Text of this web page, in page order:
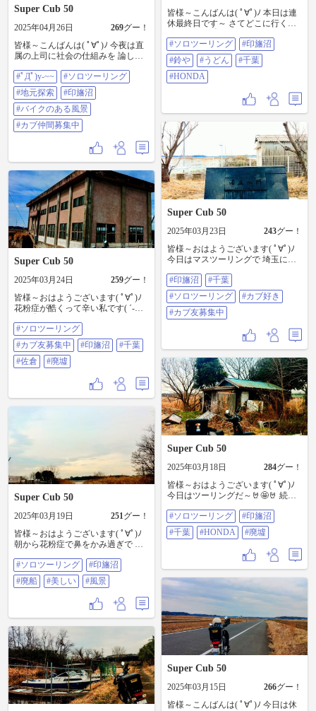
ぶ #カブ仲間募集中
Super Cub 50
2025年04月26日 269グー！
皆様～こんばんは( ﾟ∀ﾟ)ﾉ 今夜は直
属の上司に社会の仕組みを 論して
~~ 沼地と化した田舎道を抜ける不
思議な建物に抜けました ここは校
長兼オーナーが1人で奮闘中の学校
です 今は生徒が居なく廃れてきて
ますね 廃墟予備軍には入らず是非
頑張って欲しいと願わずにいられ
ソロツーリング #地元探索 #印旛沼
#バイクのある風景 #カブ仲間募集
中
#ﾟДﾟ)y-~~
#ソロツーリング
#地元探索
#印旛沼
#バイクのある風景
#カブ仲間募集中
皆様～こんばんは( ﾟ∀ﾟ)ﾉ 本日は連
休最終日です～ さてどこに行くか
って来たので鈴やに寄りました 此
方は有名みたいですがやっとタイ
ミングが合い来店しました これが
ね～ざるを頼んだのですが中々な
しいからスルスルと入ります 危険
な味でございました 今回のツーリ
様～ ありがとうございました 次回
も宜しくです #ソロツーリング #印
旛沼 #鈴や #うどん #千葉 #HONDA
#ソロツーリング
#印旛沼
#鈴や
#うどん
#千葉
#HONDA
Super Cub 50
2025年03月24日 259グー！
皆様～おはようございます( ﾟ∀ﾟ)ﾉ
花粉症が酷くって辛い私です( ´-
排水機場に辿りつきます ここもは
記念館的な場所だろうけど廃墟そ
のもの ちゃんと整備すれば観光ポ
イントになるのにね～我が市町村
募集中 #印旛沼 #千葉 #佐倉 #廃墟
#ソロツーリング
#カブ友募集中
#印旛沼
#千葉
#佐倉
#廃墟
Super Cub 50
2025年03月23日 243グー！
皆様～おはようございます( ﾟ∀ﾟ)ﾉ
今日はマスツーリングで 埼玉に行
走り川を下ります 水門の水質と明
らかに違うな～この辺は水田がは
じまらないと水門開けないのか
な？ コンテナまで落ちてる 続きま
#カブ好き #カブ友募集中
#印旛沼
#千葉
#ソロツーリング
#カブ好き
#カブ友募集中
Super Cub 50
2025年03月19日 251グー！
皆様～おはようございます( ﾟ∀ﾟ)ﾉ
朝から花粉症で鼻をかみ過ぎで 鼻
ストです 荒れた場所も撮り方次第
で こんなにも変わる 廃船と印旛沼
でした 皆様～ 最後まで見てくれて
ありがとうございます 明日から新
シリーズが始まりますので 宜しく
です #ソロツーリング #印旛沼 #廃
船 #美しい #風景
#ソロツーリング
#印旛沼
#廃船
#美しい #風景
Super Cub 50
2025年03月18日 284グー！
皆様～おはようございます( ﾟ∀ﾟ)ﾉ
今日はツーリングだ～🤘🤩🤘 続き
あります もう何年も使われてない
のか外に引戸が投げ捨てられて中
も荒れてるご様子で人と使用感は
無い廃墟ですね 漁師の作業場だっ
たんだろうな～ 色々と残留物が有
り妄想が広がります 次回ラストで
す #ソロツーリング #印旛沼 #千葉
#HONDA #廃墟
#ソロツーリング
#印旛沼
#千葉
#HONDA #廃墟
Super Cub 50
2025年03月15日 266グー！
皆様～こんばんは( ﾟ∀ﾟ)ﾉ 今日は休